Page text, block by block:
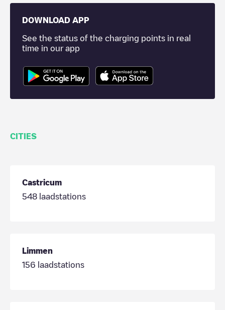
DOWNLOAD APP
See the status of the charging points in real
time in our app
CITIES
Castricum
548 laadstations
Limmen
156 laadstations